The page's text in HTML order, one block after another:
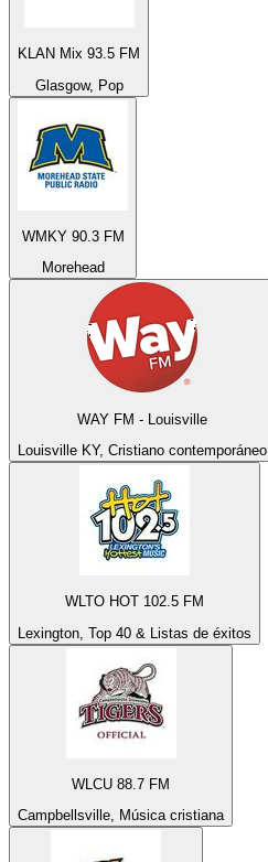
KLAN Mix 93.5 FM
Glasgow, Pop
WMKY 90.3 FM
Morehead
WAY FM - Louisville
Louisville KY, Cristiano contemporáneo
WLTO HOT 102.5 FM
Lexington, Top 40 & Listas de éxitos
WLCU 88.7 FM
Campbellsville, Música cristiana